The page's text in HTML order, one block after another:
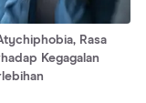
Rasa
Kegagalan